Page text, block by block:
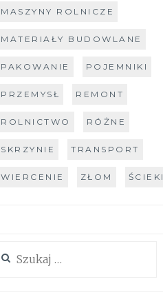
MASZYNY ROLNICZE
MATERIAŁY BUDOWLANE
PAKOWANIE POJEMNIKI
PRZEMYSŁ REMONT
ROLNICTWO RÓŻNE
SKRZYNIE TRANSPORT
WIERCENIE ZŁOM ŚCIEKI